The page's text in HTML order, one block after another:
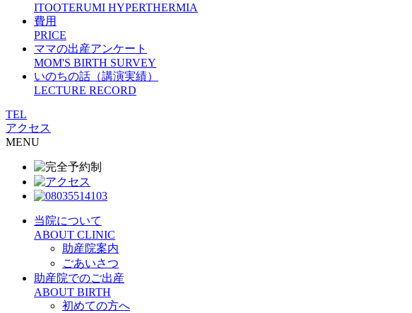
ITOOTERUMI HYPERTHERMIA
費用
PRICE
ママの出産アンケート
MOM'S BIRTH SURVEY
いのちの話（講演実績）
LECTURE RECORD
TEL
アクセス
MENU
当院について
ABOUT CLINIC
助産院案内
ごあいさつ
助産院でのご出産
ABOUT BIRTH
初めての方へ